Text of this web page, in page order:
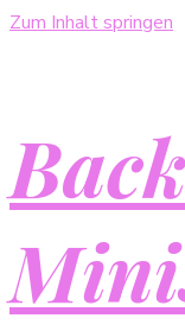
Zum Inhalt springen